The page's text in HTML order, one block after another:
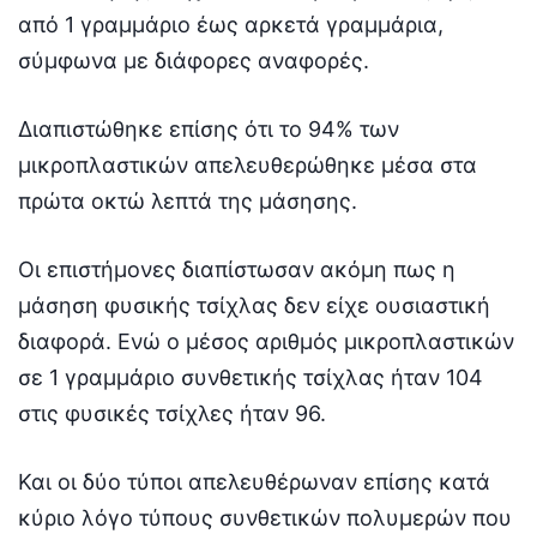
από 1 γραμμάριο έως αρκετά γραμμάρια,
σύμφωνα με διάφορες αναφορές.
Διαπιστώθηκε επίσης ότι το 94% των
μικροπλαστικών απελευθερώθηκε μέσα στα
πρώτα οκτώ λεπτά της μάσησης.
Οι επιστήμονες διαπίστωσαν ακόμη πως η
μάσηση φυσικής τσίχλας δεν είχε ουσιαστική
διαφορά. Ενώ ο μέσος αριθμός μικροπλαστικών
σε 1 γραμμάριο συνθετικής τσίχλας ήταν 104
στις φυσικές τσίχλες ήταν 96.
Και οι δύο τύποι απελευθέρωναν επίσης κατά
κύριο λόγο τύπους συνθετικών πολυμερών που